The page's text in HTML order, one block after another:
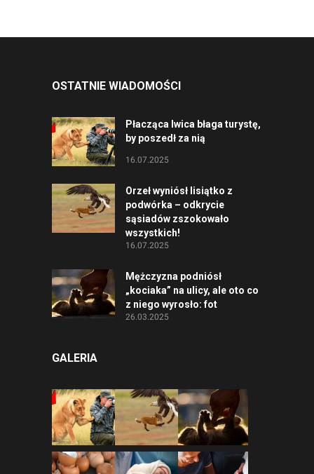
OSTATNIE WIADOMOŚCI
Płacząca lwica błaga turystę,
by poszedł za nią
16.07.2025
Orzeł wyniósł lisiątko z
podwórka – odkrycie
sąsiadów zszokowało
wszystkich!
16.07.2025
Mężczyzna podniósł
„kociaka” na ulicy, ale oto co
z niego wyrosło: fot
26.03.2025
GALERIA